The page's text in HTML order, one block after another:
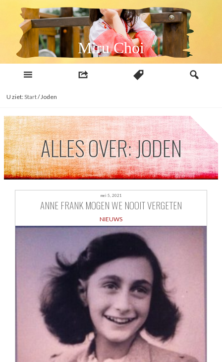
inhoud
Miru Choi
U ziet:Start/Joden
ALLES OVER: JODEN
mei 5, 2021
ANNE FRANK MOGEN WE NOOIT VERGETEN
NIEUWS